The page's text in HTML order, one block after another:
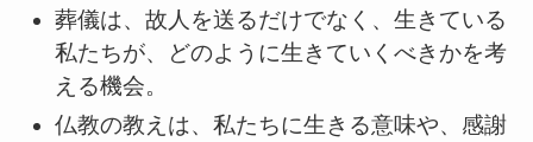
葬儀は、故人を送るだけでなく、生きている
私たちが、どのように生きていくべきかを考
える機会。
仏教の教えは、私たちに生きる意味や、感謝